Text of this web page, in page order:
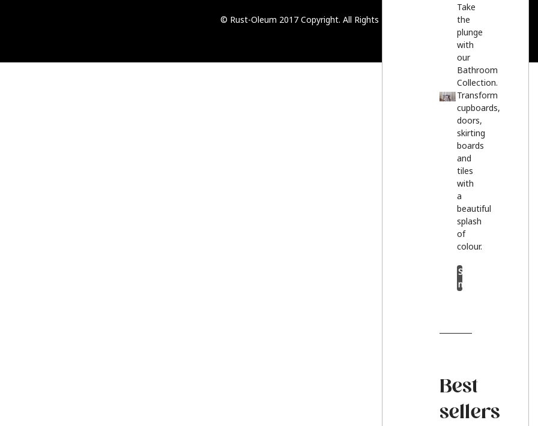
Take
the
plunge
with
our
Bathroom
Collection.
Transform
cupboards,
doors,
skirting
boards
and
tiles
with
a
beautiful
splash
of
colour.
Shop
now
Best
sellers
© Rust-Oleum 2017 Copyright. All Rights Reserved. PRIVACY BELEID